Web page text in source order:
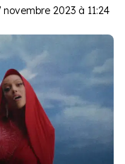
2023 à 11:24